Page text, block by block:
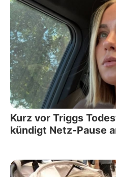
Kurz vor Triggs
kündigt Netz-Pause